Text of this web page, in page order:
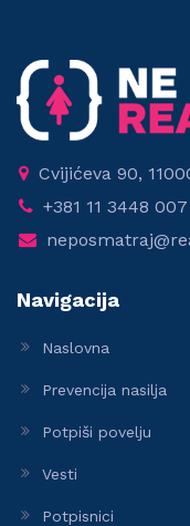
Cvijićeva 90,
+381 11 3448 007
Navigacija
Naslovna
Prevencija nasilja
Potpiši povelju
Vesti
Potpisnici